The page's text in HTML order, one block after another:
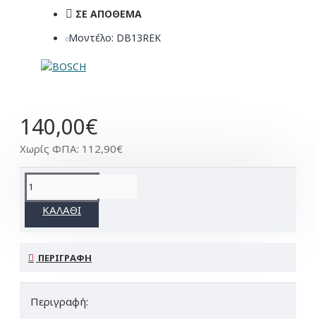
ΣΕ ΑΠΌΘΕΜΑ
Μοντέλο: DB13REK
140,00€
Χωρίς ΦΠΑ: 112,90€
ΚΑΛΆΘΙ
ΠΕΡΙΓΡΑΦΉ
Περιγραφή: